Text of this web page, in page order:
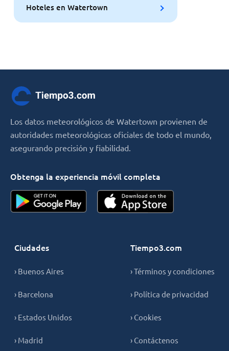
Hoteles en Watertown
Los datos meteorológicos de Watertown provienen de
autoridades meteorológicas oficiales de todo el mundo,
asegurando precisión y fiabilidad.
Obtenga la experiencia móvil completa
Ciudades
› Buenos Aires
› Barcelona
› Estados Unidos
› Madrid
Tiempo3.com
› Términos y condiciones
› Política de privacidad
› Cookies
› Contáctenos